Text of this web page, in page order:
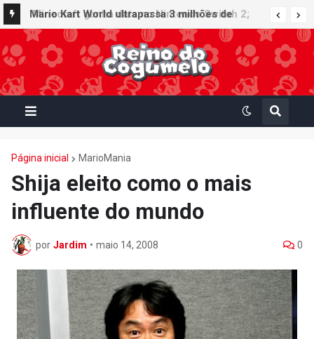
Mario Kart World ultrapassa 3 milhões de
unidades vendidas no Japão e figura no top 30
da Famitsu
Minecraft ganha data no Nintendo Switch 2;
Super Mario Mash-Up receberá atualização
gráfica exclusiva
Página inicial MarioMania
Shija eleito como o mais
influente do mundo
por Jardim • maio 14, 2008 0